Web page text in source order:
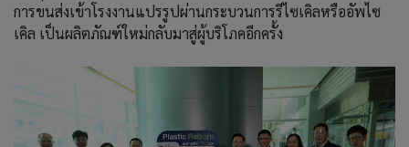
การขนส่งเข้าโรงงานแปรรูปผ่านกระบวนการรีไซเคิลหรืออัพไซ
เคิล เป็นผลิตภัณฑ์ใหม่กลับมาสู่ผู้บริโภคอีกครั้ง